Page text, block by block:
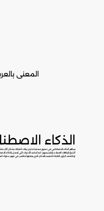
المعنى
الذكاء
يساهم الذكاء الاصطناعي في تسريع عملية تحليل بيانات الشركات بشكل أكثر
التنبؤ باتجاهات العملاء وتقسيمهم. كما تساعد الأدوات التي تعمل بالذكاء
وتكتشف الرؤى القابلة للتنفيذ بالشكل الذي يجعلها تتنافس في فهم سلوك